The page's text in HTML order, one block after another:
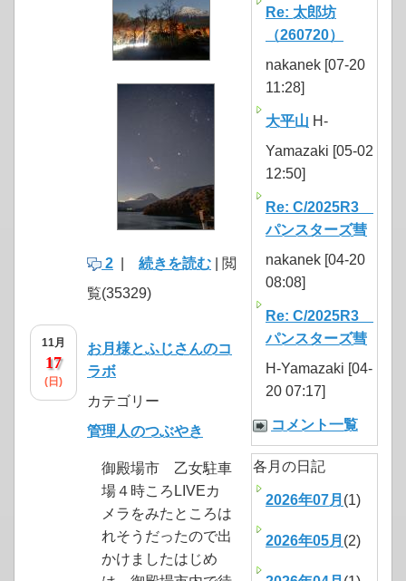
2 続きを読む | 閲
覧(35329)
11月
17
(日)
お月様とふじさんのコ
ラボ
カテゴリー
管理人のつぶやき
御殿場市 乙女駐車
場４時ころLIVEカ
メラをみたところは
れそうだったので出
かけましたはじめ
Re: 太郎坊
（260720）
nakanek [07-20
11:28]
大平山 H-
Yamazaki [05-02
12:50]
Re: C/2025R3
パンスターズ彗
nakanek [04-20
08:08]
Re: C/2025R3
パンスターズ彗
H-Yamazaki [04-
20 07:17]
コメント一覧
各月の日記
2026年07月 (1)
2026年05月 (2)